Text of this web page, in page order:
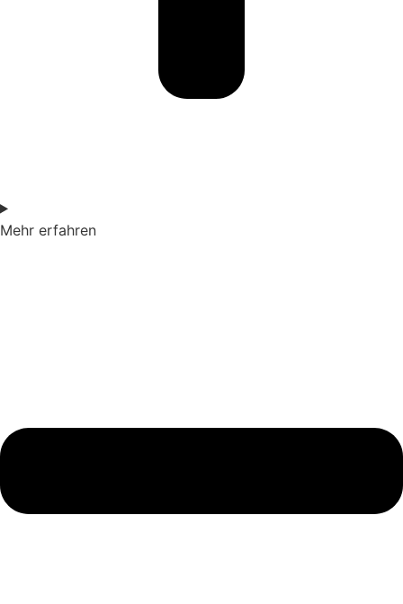
Mehr erfahren